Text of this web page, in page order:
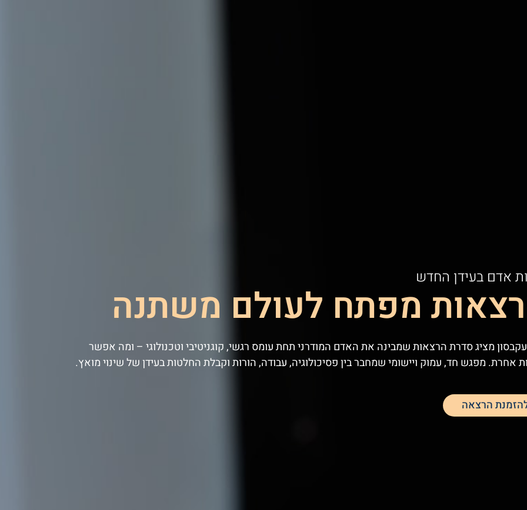
אדם בעידן החדש
מפתח לעולם משתנה
מציג סדרת הרצאות שמבינה את האדם המודרני תחת עומס רגשי, קוגניטיבי וטכנולוגי – ומה אפשר
אחרת. מפגש חד, עמוק ויישומי שמחבר בין פסיכולוגיה, עבודה, הורות וקבלת החלטות בעידן של שינוי מואץ.
הרצאה